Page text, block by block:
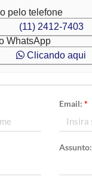
pelo telefone
(11) 2412-7403
WhatsApp
Clicando aqui
Email: *
Assunto: